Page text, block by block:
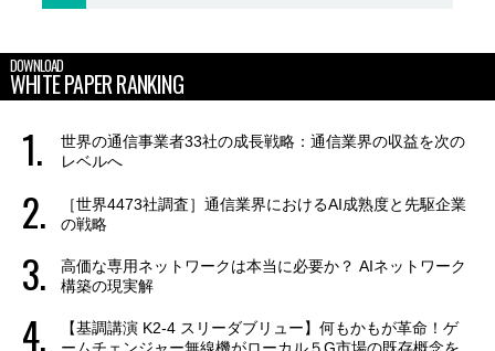
DOWNLOAD
WHITE PAPER RANKING
世界の通信事業者33社の成長戦略：通信業界の収益を次の
レベルへ
［世界4473社調査］通信業界におけるAI成熟度と先駆企業
の戦略
高価な専用ネットワークは本当に必要か？ AIネットワーク
構築の現実解
【基調講演 K2-4 スリーダブリュー】何もかもが革命！ゲ